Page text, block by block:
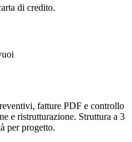
di credito.
fatture PDF e controllo
e ristrutturazione. Struttura a 3
per progetto.